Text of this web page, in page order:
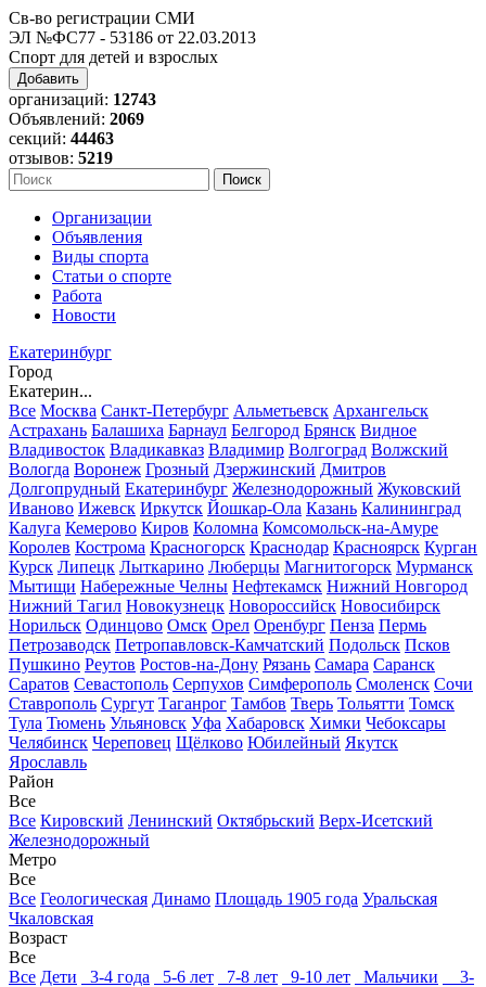
Св-во регистрации СМИ
ЭЛ №ФС77 - 53186 от 22.03.2013
Спорт для детей и взрослых
Добавить
организаций: 12743
Объявлений: 2069
секций: 44463
отзывов: 5219
Организации
Объявления
Виды спорта
Статьи о спорте
Работа
Новости
Екатеринбург
Город
Екатерин...
Все Москва Санкт-Петербург Альметьевск Архангельск
Астрахань Балашиха Барнаул Белгород Брянск Видное
Владивосток Владикавказ Владимир Волгоград Волжский
Вологда Воронеж Грозный Дзержинский Дмитров
Долгопрудный Екатеринбург Железнодорожный Жуковский
Иваново Ижевск Иркутск Йошкар-Ола Казань Калининград
Калуга Кемерово Киров Коломна Комсомольск-на-Амуре
Королев Кострома Красногорск Краснодар Красноярск Курган
Курск Липецк Лыткарино Люберцы Магнитогорск Мурманск
Мытищи Набережные Челны Нефтекамск Нижний Новгород
Нижний Тагил Новокузнецк Новороссийск Новосибирск
Норильск Одинцово Омск Орел Оренбург Пенза Пермь
Петрозаводск Петропавловск-Камчатский Подольск Псков
Пушкино Реутов Ростов-на-Дону Рязань Самара Саранск
Саратов Севастополь Серпухов Симферополь Смоленск Сочи
Ставрополь Сургут Таганрог Тамбов Тверь Тольятти Томск
Тула Тюмень Ульяновск Уфа Хабаровск Химки Чебоксары
Челябинск Череповец Щёлково Юбилейный Якутск
Ярославль
Район
Все
Все Кировский Ленинский Октябрьский Верх-Исетский
Железнодорожный
Метро
Все
Все Геологическая Динамо Площадь 1905 года Уральская
Чкаловская
Возраст
Все
Все Дети 3-4 года 5-6 лет 7-8 лет 9-10 лет Мальчики
3-